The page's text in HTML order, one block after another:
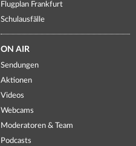
Flugplan Frankfurt
Schulausfälle
ON AIR
Sendungen
Aktionen
Videos
Webcams
Moderatoren & Team
Podcasts